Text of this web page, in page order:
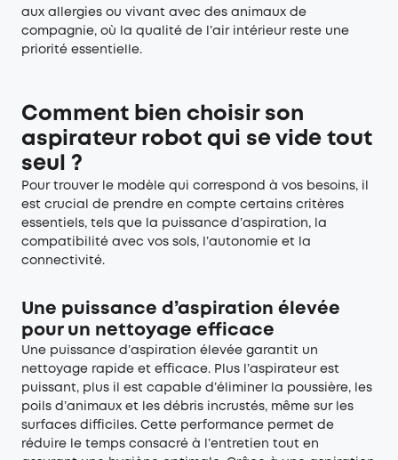
aux allergies ou vivant avec des animaux de
compagnie, où la qualité de l’air intérieur reste une
priorité essentielle.
Comment bien choisir son
aspirateur robot qui se vide tout
seul ?
Pour trouver le modèle qui correspond à vos besoins, il
est crucial de prendre en compte certains critères
essentiels, tels que la puissance d’aspiration, la
compatibilité avec vos sols, l’autonomie et la
connectivité.
Une puissance d’aspiration élevée
pour un nettoyage efficace
Une puissance d’aspiration élevée garantit un
nettoyage rapide et efficace. Plus l’aspirateur est
puissant, plus il est capable d’éliminer la poussière, les
poils d’animaux et les débris incrustés, même sur les
surfaces difficiles. Cette performance permet de
réduire le temps consacré à l’entretien tout en